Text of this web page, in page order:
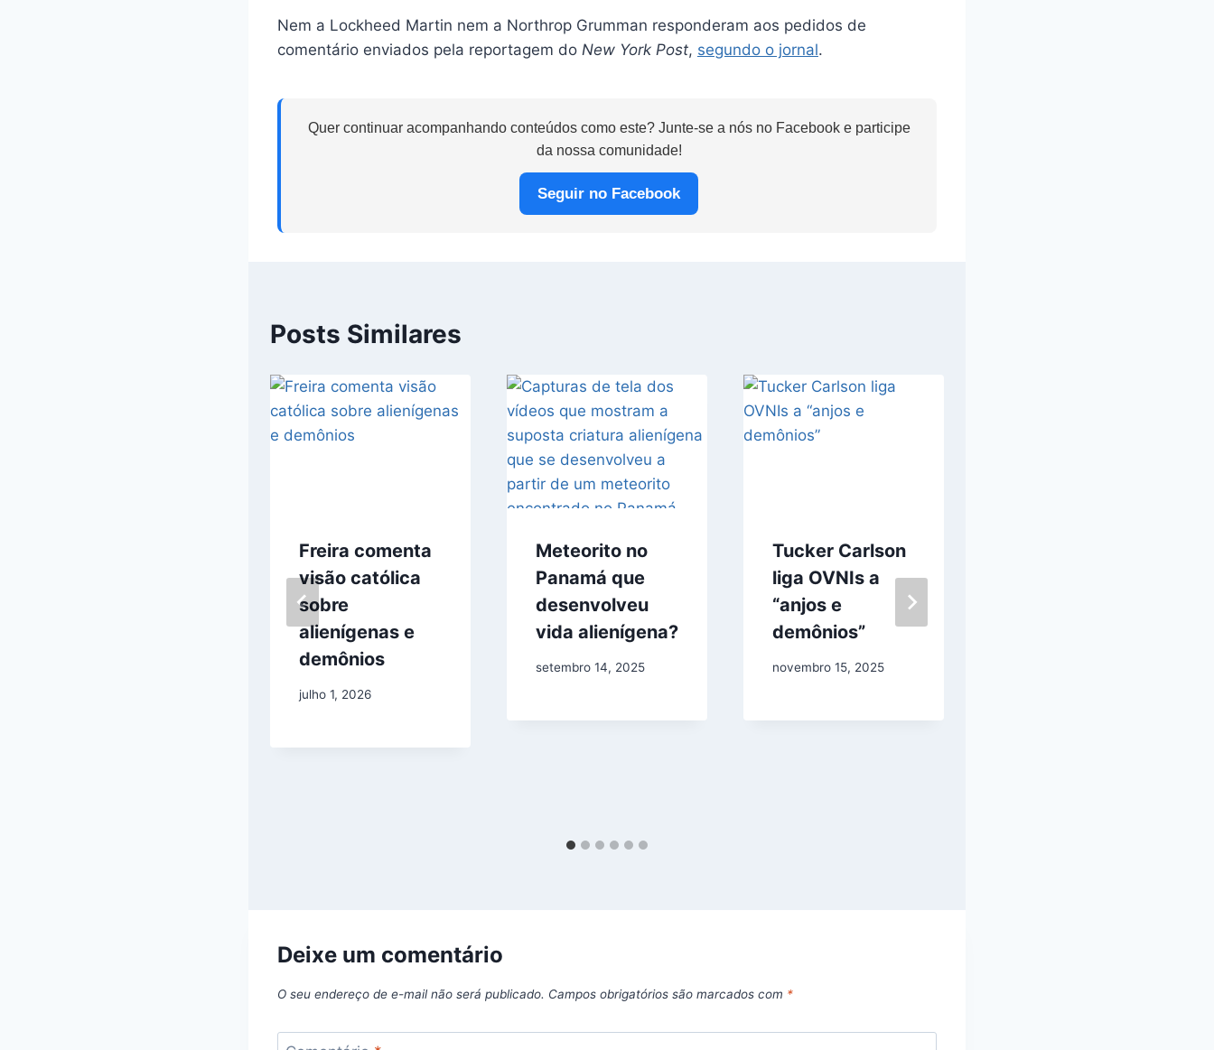
Nem a Lockheed Martin nem a Northrop Grumman responderam aos pedidos de
comentário enviados pela reportagem do New York Post, segundo o jornal.
Quer continuar acompanhando conteúdos como este? Junte-se a nós no Facebook e participe
da nossa comunidade!
Seguir no Facebook
Posts Similares
Freira comenta
visão católica
sobre
alienígenas e
demônios
julho 1, 2026
Meteorito no
Panamá que
desenvolveu
vida alienígena?
setembro 14, 2025
Tucker Carlson
liga OVNIs a
“anjos e
demônios”
novembro 15, 2025
Deixe um comentário
O seu endereço de e-mail não será publicado. Campos obrigatórios são marcados com *